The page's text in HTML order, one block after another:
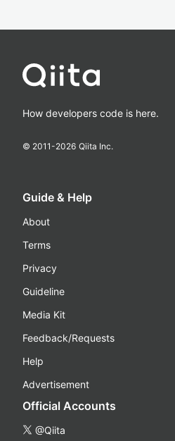
How developers code is here.
© 2011-2026 Qiita Inc.
Guide & Help
About
Terms
Privacy
Guideline
Media Kit
Feedback/Requests
Help
Advertisement
Official Accounts
@Qiita